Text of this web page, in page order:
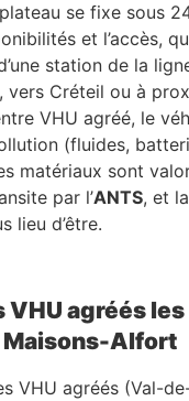
se fixe sous
et l’accès,
station de la
vers Créteil ou à
VHU agréé, le
(fluides,
matériaux sont
par l’ANTS, et
lieu d’être.
VHU agréés
Maisons-Alfort
VHU agréés (Val-